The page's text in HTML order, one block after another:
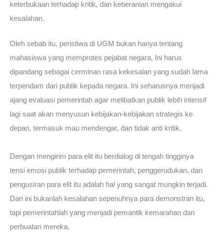
keterbukaan terhadap kritik, dan keberanian mengakui
kesalahan.
Oleh sebab itu, peristiwa di UGM bukan hanya tentang
mahasiswa yang memprotes pejabat negara, Ini harus
dipandang sebagai cerminan rasa kekesalan yang sudah lama
terpendam dari publik kepada negara. Ini seharusnya menjadi
ajang evaluasi pemerintah agar melibatkan publik lebih intensif
lagi saat akan menyusun kebijakan-kebijakan strategis ke
depan, termasuk mau mendengar, dan tidak anti kritik.
Dengan mengirim para elit itu berdialog di tengah tingginya
tensi emosi publik terhadap pemerintah, penggerudukan, dan
pengusiran para elit itu adalah hal yang sangat mungkin terjadi.
Dan ini bukanlah kesalahan sepenuhnya para demonstran itu,
tapi pemerintahlah yang menjadi pemantik kemarahan dan
perbuatan mereka.